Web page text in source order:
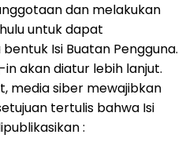
dan melakukan
untuk dapat
Isi Buatan Pengguna.
akan diatur lebih lanjut.
media siber mewajibkan
tertulis bahwa Isi
: